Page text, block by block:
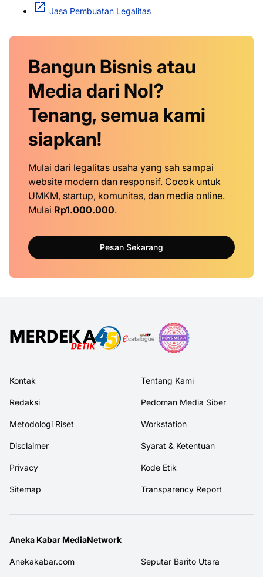
Jasa Pembuatan Legalitas
Bangun Bisnis atau
Media dari Nol?
Tenang, semua kami
siapkan!
Mulai dari legalitas usaha yang sah sampai
website modern dan responsif. Cocok untuk
UMKM, startup, komunitas, dan media online.
Mulai Rp1.000.000.
Pesan Sekarang
Kontak Tentang Kami
Redaksi Pedoman Media Siber
Metodologi Riset Workstation
Disclaimer Syarat & Ketentuan
Privacy Kode Etik
Sitemap Transparency Report
Aneka Kabar MediaNetwork
Anekakabar.com Seputar Barito Utara